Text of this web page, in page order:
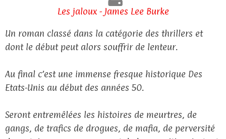
Les jaloux - James Lee Burke
Un roman classé dans la catégorie des thrillers et
dont le début peut alors souffrir de lenteur.
Au final c’est une immense fresque historique Des
Etats-Unis au début des années 50.
Seront entremêlées les histoires de meurtres, de
gangs, de trafics de drogues, de mafia, de perversité